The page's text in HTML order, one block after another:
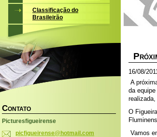
P
16/08/
A
da
O
Vamos
Classificação do
Brasileirão
CONTATO
Picturesfigueirense
picfigueirense@hotmail.com